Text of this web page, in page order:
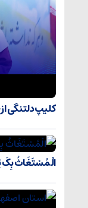
کلیپ دلتنگی
الْمُسْتَغَاثُ بِکَ